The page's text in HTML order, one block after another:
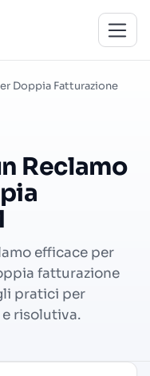
Doppia Fatturazione
Reclamo
efficace per
fatturazione
pratici per
risolutiva.